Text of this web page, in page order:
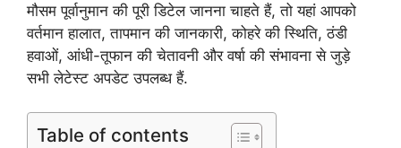
मौसम पूर्वानुमान की पूरी डिटेल जानना चाहते हैं, तो यहां आपको
वर्तमान हालात, तापमान की जानकारी, कोहरे की स्थिति, ठंडी
हवाओं, आंधी-तूफान की चेतावनी और वर्षा की संभावना से जुड़े
सभी लेटेस्ट अपडेट उपलब्ध हैं.
Table of contents